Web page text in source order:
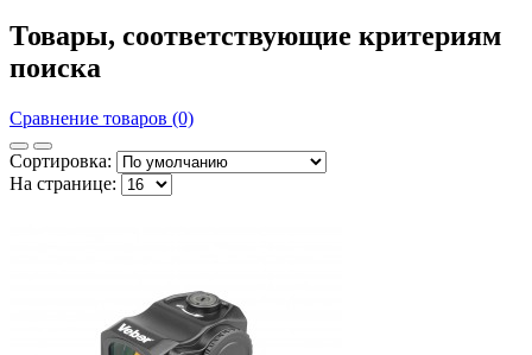
Товары, соответствующие критериям
поиска
Сравнение товаров (0)
Сортировка:
На странице: